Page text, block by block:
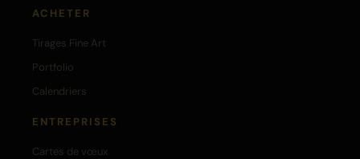
ACHETER
Tirages Fine Art
Portfolio
Calendriers
ENTREPRISES
Cartes de vœux